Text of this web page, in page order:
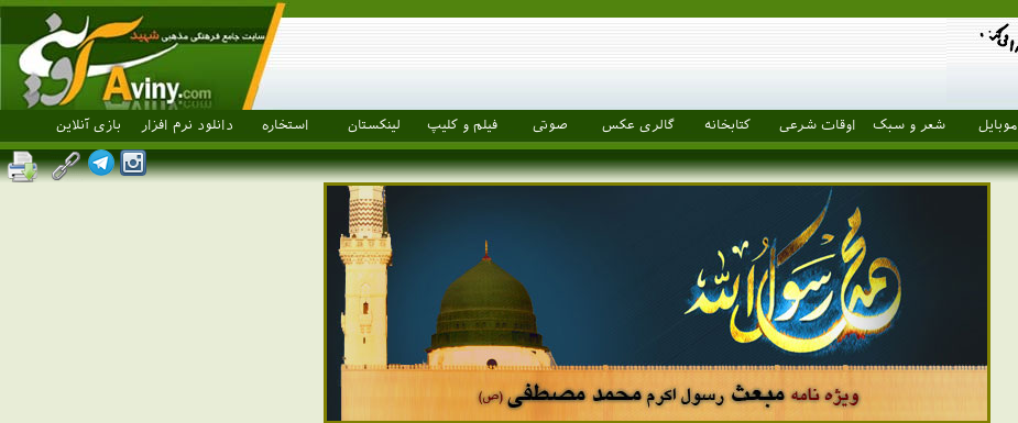
موبایل شعر و سبک اوقات شرعی کتابخانه گالری عکس صوتی فیلم و کلیپ لینکستان استخاره دانلود نرم افزار بازی آنلاین